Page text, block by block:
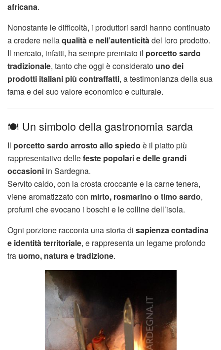
africana.
Nonostante le difficoltà, i produttori sardi hanno continuato
a credere nellaqualità e nell’autenticità del loro prodotto.
Il mercato, infatti, ha sempre premiato il porcetto sardo
tradizionale, tanto che oggi è considerato uno dei
prodotti italiani più contraffatti, a testimonianza della sua
fama e del suo valore economico e culturale.
🍽️ Un simbolo della gastronomia sarda
Il porcetto sardo arrosto allo spiedo è il piatto più
rappresentativo dellefeste popolari e delle grandi
occasioni in Sardegna.
Servito caldo, con la crosta croccante e la carne tenera,
viene aromatizzato con mirto, rosmarino o timo sardo,
profumi che evocano i boschi e le colline dell’isola.
Ogni porzione racconta una storia di sapienza contadina
e identità territoriale, e rappresenta un legame profondo
tra uomo, natura e tradizione.